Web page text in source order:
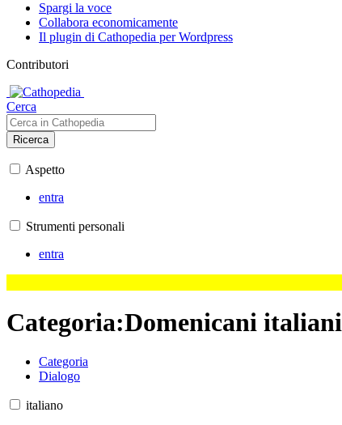
Spargi la voce
Collabora economicamente
Il plugin di Cathopedia per Wordpress
Contributori
Cerca
Ricerca
Aspetto
entra
Strumenti personali
entra
Categoria:Domenicani italiani
Categoria
Dialogo
italiano